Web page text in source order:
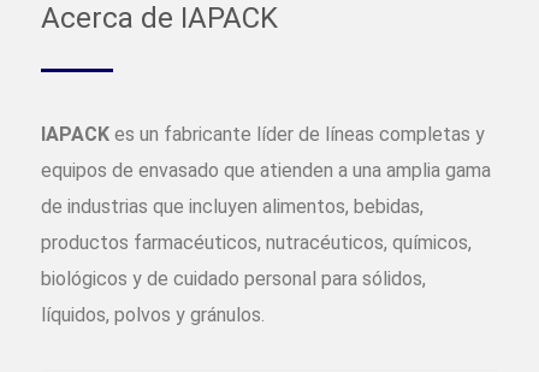
Acerca de IAPACK
IAPACK es un fabricante líder de líneas completas y
equipos de envasado que atienden a una amplia gama
de industrias que incluyen alimentos, bebidas,
productos farmacéuticos, nutracéuticos, químicos,
biológicos y de cuidado personal para sólidos,
líquidos, polvos y gránulos.